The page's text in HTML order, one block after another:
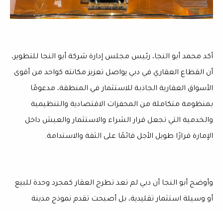
أكد محمد أبو النجا، رئيس مجلس إدارة شركة أبو النجا للتطوير،
أن القطاع العقاري في دبي يواصل تعزيز مكانته كواحد من أقوى
الأسواق العقارية الجاذبة للاستثمار في المنطقة، مدعومًا
بمنظومة متكاملة من المحفزات الاقتصادية والتنظيمية
والخدمية التي تجعل قرار الشراء والاستثمار والعيش داخل
الإمارة قرارًا طويل الأجل قائمًا على الثقة والاستدامة.
وأوضح أبو النجا أن دبي لم تعد تطرح العقار كمجرد وحدة للبيع
أو وسيلة استثمار تقليدية، بل أصبحت تقدم نموذج مدينة